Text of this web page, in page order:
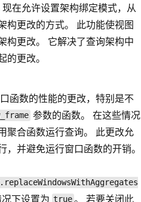
现在允许设置架构绑定模式，从
构更改的方式。 此功能使视图
构更改。 它解决了查询架构中
更改。
函数的性能的更改，特别是不
参数的函数。 在这些情况
聚合函数运行查询。 此更改允
并避免运行窗口函数的开销。
下设置为 true。 若要关闭此